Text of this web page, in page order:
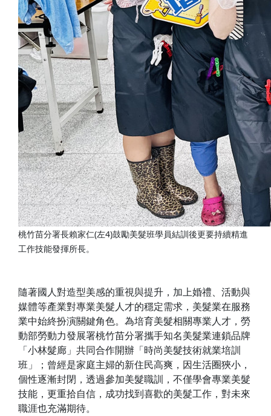
桃竹苗分署長賴家仁(左4)鼓勵美髮班學員結訓後更要持續精進
工作技能發揮所長。
隨著國人對造型美感的重視與提升，加上婚禮、活動與
媒體等產業對專業美髮人才的穩定需求，美髮業在服務
業中始終扮演關鍵角色。為培育美髮相關專業人才，勞
動部勞動力發展署桃竹苗分署攜手知名美髮業連鎖品牌
「小林髮廊」共同合作開辦「時尚美髮技術就業培訓
班」；曾經是家庭主婦的新住民高爽，因生活圈狹小，
個性逐漸封閉，透過參加美髮職訓，不僅學會專業美髮
技能，更重拾自信，成功找到喜歡的美髮工作，對未來
職涯也充滿期待。